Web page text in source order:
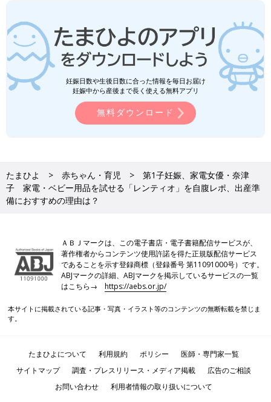
妊娠日数や生後日数に合った情報を毎日お届け
妊娠中から産後まで長く使える無料アプリ
無料ダウンロード
たまひよ 赤ちゃん・育児
第1子妊娠、家電女優・奈津
子 家電・ベビー用品を試せる「レンティオ」を自腹レポ、出産準
備におすすめの理由は？
ＡＢＪマークは、この電子書店・電子書籍配信サービスが、
著作権者からコンテンツ使用許諾を得た正規版配信サービス
であることを示す登録商標（登録番号 第11091000号）です。
ABJマークの詳細、ABJマークを掲示しているサービスの一覧
はこちら→https://aebs.or.jp/
本サイトに掲載されている記事・写真・イラスト等のコンテンツの無断転載を禁じま
す。
たまひよについて 利用規約 ポリシー
医師・専門家一覧
サイトマップ
調査・プレスリリース・メディア掲載
広告のご相談
お問い合わせ
利用者情報の取り扱いについて